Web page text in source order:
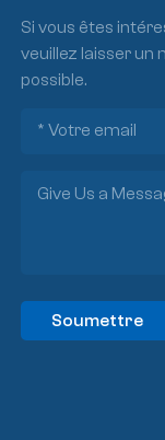
Si vous êtes
veuillez laisser un
possible.
Soumettre